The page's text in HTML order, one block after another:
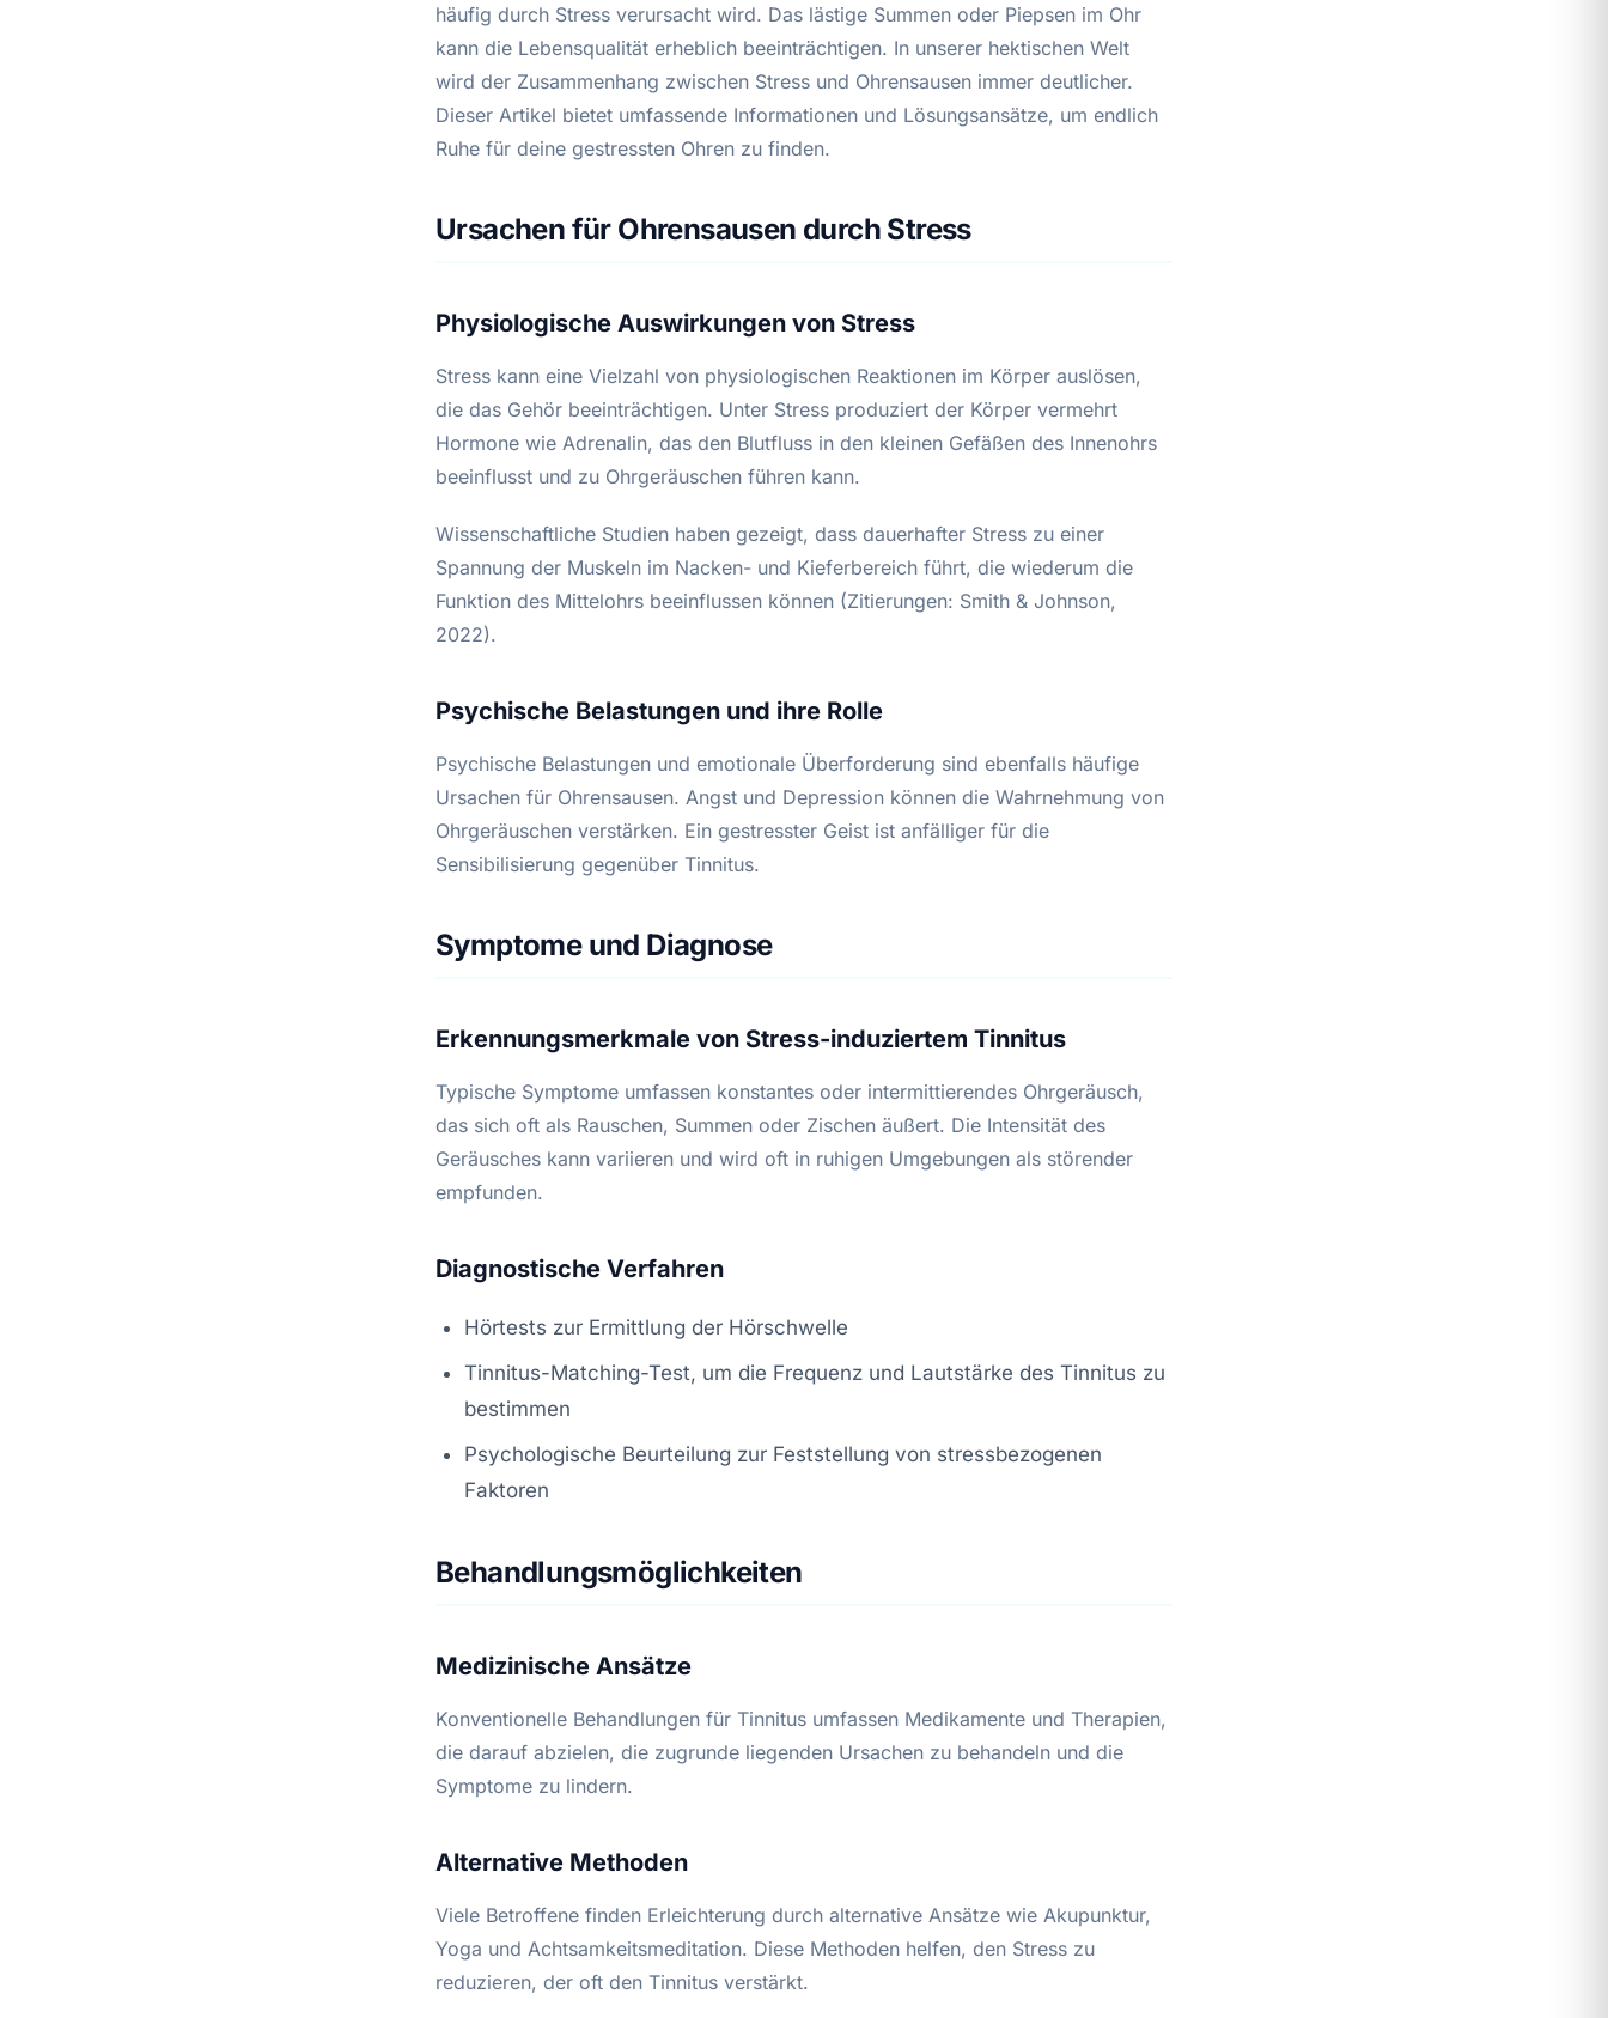
häufig durch Stress verursacht wird. Das lästige Summen oder Piepsen im Ohr
kann die Lebensqualität erheblich beeinträchtigen. In unserer hektischen Welt
wird der Zusammenhang zwischen Stress und Ohrensausen immer deutlicher.
Dieser Artikel bietet umfassende Informationen und Lösungsansätze, um endlich
Ruhe für deine gestressten Ohren zu finden.
Ursachen für Ohrensausen durch Stress
Physiologische Auswirkungen von Stress
Stress kann eine Vielzahl von physiologischen Reaktionen im Körper auslösen,
die das Gehör beeinträchtigen. Unter Stress produziert der Körper vermehrt
Hormone wie Adrenalin, das den Blutfluss in den kleinen Gefäßen des Innenohrs
beeinflusst und zu Ohrgeräuschen führen kann.
Wissenschaftliche Studien haben gezeigt, dass dauerhafter Stress zu einer
Spannung der Muskeln im Nacken- und Kieferbereich führt, die wiederum die
Funktion des Mittelohrs beeinflussen können (Zitierungen: Smith & Johnson,
2022).
Psychische Belastungen und ihre Rolle
Psychische Belastungen und emotionale Überforderung sind ebenfalls häufige
Ursachen für Ohrensausen. Angst und Depression können die Wahrnehmung von
Ohrgeräuschen verstärken. Ein gestresster Geist ist anfälliger für die
Sensibilisierung gegenüber Tinnitus.
Symptome und Diagnose
Erkennungsmerkmale von Stress-induziertem Tinnitus
Typische Symptome umfassen konstantes oder intermittierendes Ohrgeräusch,
das sich oft als Rauschen, Summen oder Zischen äußert. Die Intensität des
Geräusches kann variieren und wird oft in ruhigen Umgebungen als störender
empfunden.
Diagnostische Verfahren
Hörtests zur Ermittlung der Hörschwelle
Tinnitus-Matching-Test, um die Frequenz und Lautstärke des Tinnitus zu
bestimmen
Psychologische Beurteilung zur Feststellung von stressbezogenen
Faktoren
Behandlungsmöglichkeiten
Medizinische Ansätze
Konventionelle Behandlungen für Tinnitus umfassen Medikamente und Therapien,
die darauf abzielen, die zugrunde liegenden Ursachen zu behandeln und die
Symptome zu lindern.
Alternative Methoden
Viele Betroffene finden Erleichterung durch alternative Ansätze wie Akupunktur,
Yoga und Achtsamkeitsmeditation. Diese Methoden helfen, den Stress zu
reduzieren, der oft den Tinnitus verstärkt.